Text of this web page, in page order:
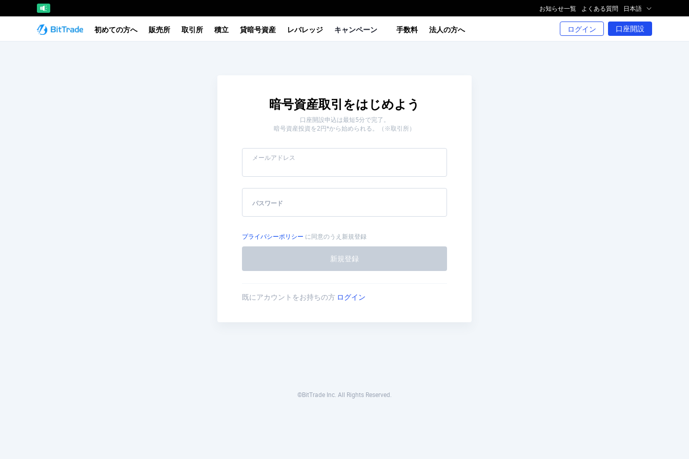
お知らせ一覧 よくある質問 日本語
初めての方へ 販売所 取引所 積立 貸暗号資産 レバレッジ キャンペーン 手数料 法人の方へ ログイン 口座開設
暗号資産取引をはじめよう
口座開設申込は最短5分で完了。
暗号資産投資を2円*から始められる。（※取引所）
メールアドレス
パスワード
プライバシーポリシー に同意のうえ新規登録
新規登録
既にアカウントをお持ちの方 ログイン
©BitTrade Inc. All Rights Reserved.